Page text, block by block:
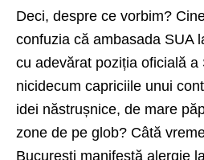
Deci, despre ce vorbim?
confuzia că ambasada SUA
cu adevărat poziția oficială a
nicidecum capriciile unui
idei năstrușnice, de mare
zone de pe glob? Câtă
București manifestă alergie